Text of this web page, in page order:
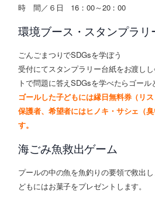
時 間／６日 16：00～20：00
環境ブース・スタンプラリ
ごんごまつりでSDGsを学ぼう
受付にてスタンプラリー台紙をお渡し
トで問題に答えSDGsを学べたらゴール
ゴールした子どもには縁日無料券（リス
保護者、希望者にはヒノキ・サシェ（
す。
海ごみ魚救出ゲーム
プールの中の魚を魚釣りの要領で救出
どもにはお菓子をプレゼントします。